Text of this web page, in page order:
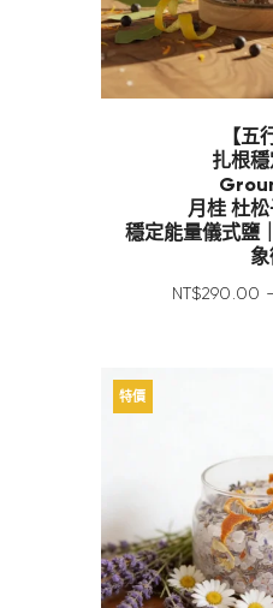
【五
扎根
月桂 杜
穩定能量儀式鹽
NT$290 00
特價